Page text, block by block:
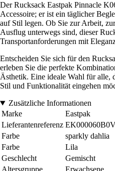
Der Rucksack Eastpak Pinnacle
Accessoire; er ist ein täglicher
auf Stil legen. Ob Sie zur Arbeit,
Ausflug unterwegs sind, dieser
Transportanforderungen mit
Entscheiden Sie sich für den
erleben Sie die perfekte
Ästhetik. Eine ideale Wahl für alle,
Stil und Funktionalität eingehen
Zusätzliche Informationen
Marke
Eastpak
Lieferantenreferenz
Farbe
sparkly dahlia
Farbe
Lila
Geschlecht
Gemischt